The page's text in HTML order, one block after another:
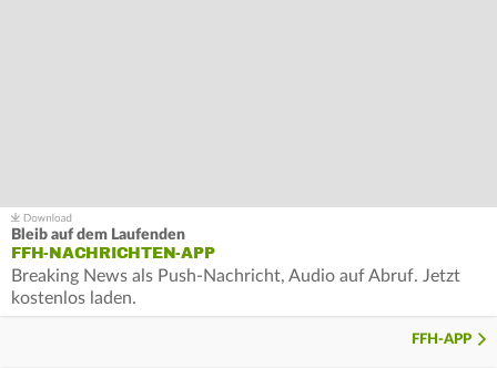
Bleib auf dem Laufenden
FFH-NACHRICHTEN-APP
Breaking News als Push-Nachricht, Audio auf Abruf. Jetzt
kostenlos laden.
FFH-APP